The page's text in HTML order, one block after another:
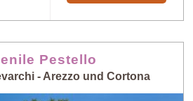
Pestello
- Arezzo und Cortona